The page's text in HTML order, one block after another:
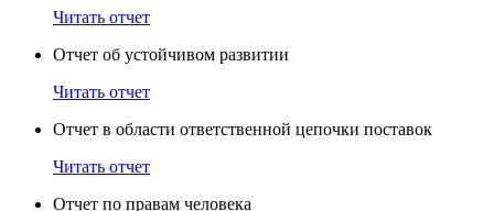
Читать отчет
Отчет об устойчивом развитии
Читать отчет
Отчет в области ответственной цепочки поставок
Читать отчет
Отчет по правам человека